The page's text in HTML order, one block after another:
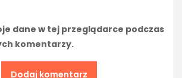
dane w tej przeglądarce podczas
komentarzy.